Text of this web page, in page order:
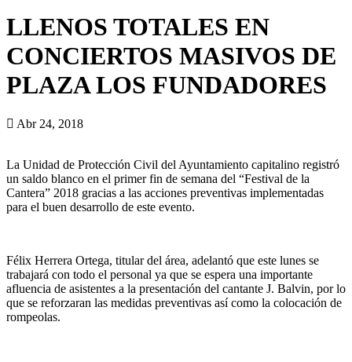
LLENOS TOTALES EN
CONCIERTOS MASIVOS DE
PLAZA LOS FUNDADORES
Abr 24, 2018
La Unidad de Protección Civil del Ayuntamiento capitalino registró
un saldo blanco en el primer fin de semana del “Festival de la
Cantera” 2018 gracias a las acciones preventivas implementadas
para el buen desarrollo de este evento.
Félix Herrera Ortega, titular del área, adelantó que este lunes se
trabajará con todo el personal ya que se espera una importante
afluencia de asistentes a la presentación del cantante J. Balvin, por lo
que se reforzaran las medidas preventivas así como la colocación de
rompeolas.